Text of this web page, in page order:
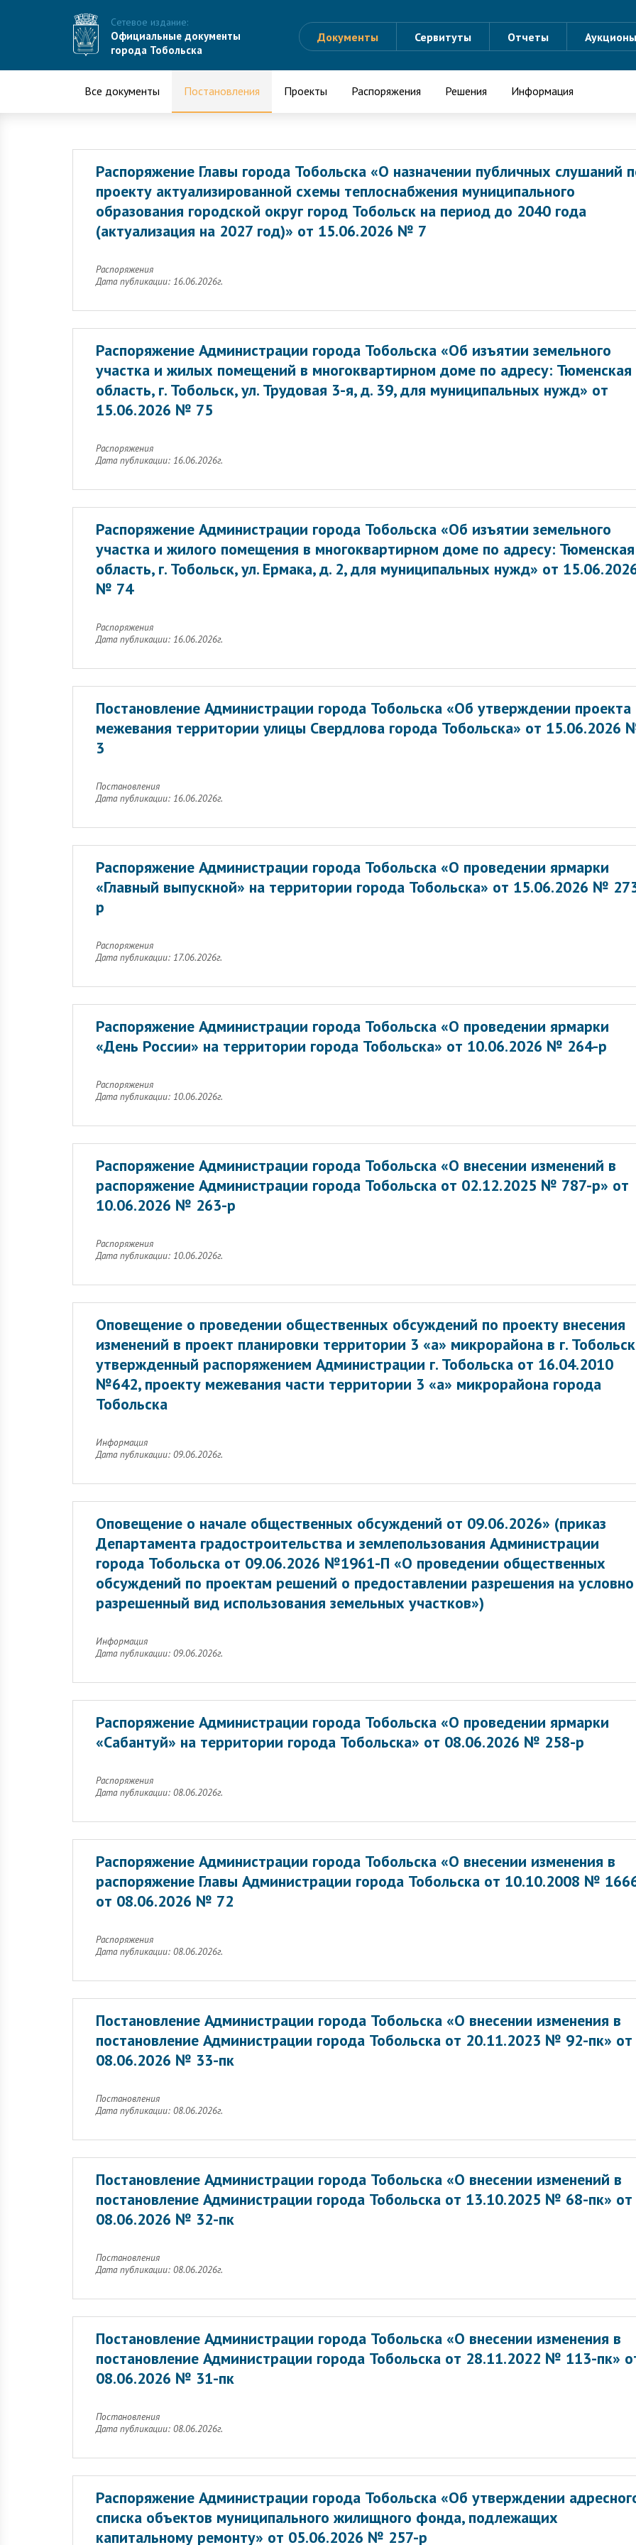
Сетевое издание:
Официальные документы
города Тобольска
Документы Сервитуты Отчеты Аукционы
Все документы Постановления Проекты Распоряжения Решения Информация
Распоряжение Главы города Тобольска «О назначении публичных слушаний
проекту актуализированной схемы теплоснабжения муниципального
образования городской округ город Тобольск на период до 2040 года
(актуализация на 2027 год)» от 15.06.2026 № 7
Распоряжения
Дата публикации: 16.06.2026г.
Распоряжение Администрации города Тобольска «Об изъятии земельного
участка и жилых помещений в многоквартирном доме по адресу: Тюменская
область, г. Тобольск, ул. Трудовая 3-я, д. 39, для муниципальных нужд» от
15.06.2026 № 75
Распоряжения
Дата публикации: 16.06.2026г.
Распоряжение Администрации города Тобольска «Об изъятии земельного
участка и жилого помещения в многоквартирном доме по адресу: Тюменская
область, г. Тобольск, ул. Ермака, д. 2, для муниципальных нужд» от
№ 74
Распоряжения
Дата публикации: 16.06.2026г.
Постановление Администрации города Тобольска «Об утверждении проекта
межевания территории улицы Свердлова города Тобольска» от 15.06.2026
3
Постановления
Дата публикации: 16.06.2026г.
Распоряжение Администрации города Тобольска «О проведении ярмарки
«Главный выпускной» на территории города Тобольска» от 15.06.2026 №
р
Распоряжения
Дата публикации: 17.06.2026г.
Распоряжение Администрации города Тобольска «О проведении ярмарки
«День России» на территории города Тобольска» от 10.06.2026 № 264-р
Распоряжения
Дата публикации: 10.06.2026г.
Распоряжение Администрации города Тобольска «О внесении изменений в
распоряжение Администрации города Тобольска от 02.12.2025 № 787-р» от
10.06.2026 № 263-р
Распоряжения
Дата публикации: 10.06.2026г.
Оповещение о проведении общественных обсуждений по проекту внесения
изменений в проект планировки территории 3 «а» микрорайона в г.
утвержденный распоряжением Администрации г. Тобольска от 16.04.2010
№642, проекту межевания части территории 3 «а» микрорайона города
Тобольска
Информация
Дата публикации: 09.06.2026г.
Оповещение о начале общественных обсуждений от 09.06.2026» (приказ
Департамента градостроительства и землепользования Администрации
города Тобольска от 09.06.2026 №1961-П «О проведении общественных
обсуждений по проектам решений о предоставлении разрешения на условно
разрешенный вид использования земельных участков»)
Информация
Дата публикации: 09.06.2026г.
Распоряжение Администрации города Тобольска «О проведении ярмарки
«Сабантуй» на территории города Тобольска» от 08.06.2026 № 258-р
Распоряжения
Дата публикации: 08.06.2026г.
Распоряжение Администрации города Тобольска «О внесении изменения в
распоряжение Главы Администрации города Тобольска от 10.10.2008 №
от 08.06.2026 № 72
Распоряжения
Дата публикации: 08.06.2026г.
Постановление Администрации города Тобольска «О внесении изменения в
постановление Администрации города Тобольска от 20.11.2023 № 92-пк» от
08.06.2026 № 33-пк
Постановления
Дата публикации: 08.06.2026г.
Постановление Администрации города Тобольска «О внесении изменений в
постановление Администрации города Тобольска от 13.10.2025 № 68-пк» от
08.06.2026 № 32-пк
Постановления
Дата публикации: 08.06.2026г.
Постановление Администрации города Тобольска «О внесении изменения в
постановление Администрации города Тобольска от 28.11.2022 № 113-пк»
08.06.2026 № 31-пк
Постановления
Дата публикации: 08.06.2026г.
Распоряжение Администрации города Тобольска «Об утверждении
списка объектов муниципального жилищного фонда, подлежащих
капитальному ремонту» от 05.06.2026 № 257-р